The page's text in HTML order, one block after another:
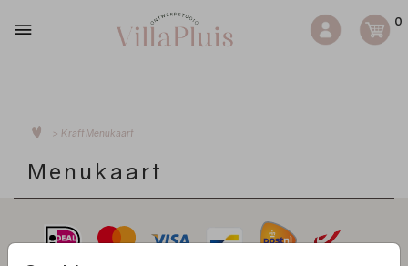
0
> Kraft Menukaart
Menukaart